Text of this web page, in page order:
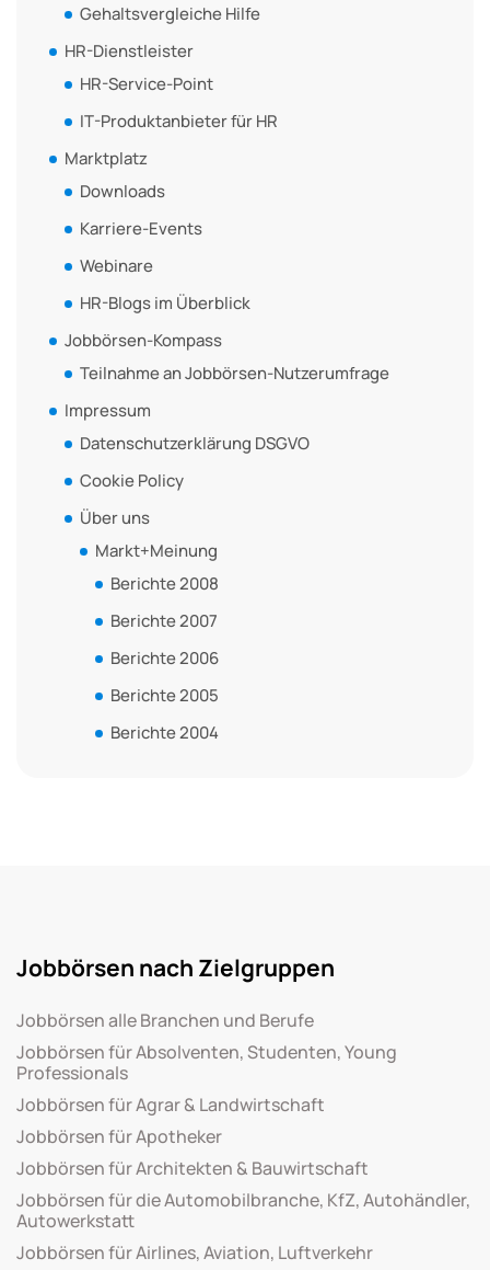
Gehaltsvergleiche Hilfe
HR-Dienstleister
HR-Service-Point
IT-Produktanbieter für HR
Marktplatz
Downloads
Karriere-Events
Webinare
HR-Blogs im Überblick
Jobbörsen-Kompass
Teilnahme an Jobbörsen-Nutzerumfrage
Impressum
Datenschutzerklärung DSGVO
Cookie Policy
Über uns
Markt+Meinung
Berichte 2008
Berichte 2007
Berichte 2006
Berichte 2005
Berichte 2004
Jobbörsen nach Zielgruppen
Jobbörsen alle Branchen und Berufe
Jobbörsen für Absolventen, Studenten, Young
Professionals
Jobbörsen für Agrar & Landwirtschaft
Jobbörsen für Apotheker
Jobbörsen für Architekten & Bauwirtschaft
Jobbörsen für die Automobilbranche, KfZ, Autohändler,
Autowerkstatt
Jobbörsen für Airlines, Aviation, Luftverkehr